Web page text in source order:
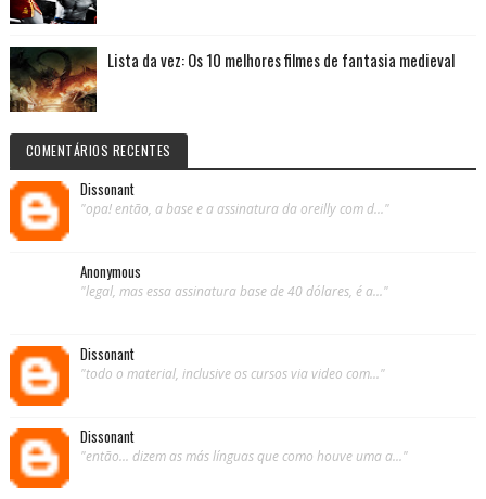
Lista da vez: Os 10 melhores filmes de fantasia medieval
COMENTÁRIOS RECENTES
Dissonant
"opa! então, a base e a assinatura da oreilly com d..."
Anonymous
"legal, mas essa assinatura base de 40 dólares, é a..."
Dissonant
"todo o material, inclusive os cursos via video com..."
Dissonant
"então... dizem as más línguas que como houve uma a..."